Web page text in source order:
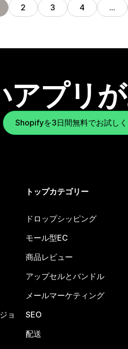
2 3 4 …
プリ
Shopifyを3日間無料でお試し
ョ
トップカテゴリー
ドロップシッピング
モール型EC
商品レビュー
アップセルとバンドル
メールマーケティング
SEO
配送